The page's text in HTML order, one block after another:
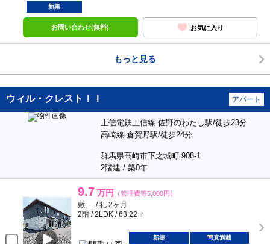
新築
お問い合わせ(無料) お気に入り
もっと見る
ウィル・クレストＩＩ アパート
上信電鉄上信線 佐野のわたし駅/徒歩23分
高崎線 倉賀野駅/徒歩24分
群馬県高崎市下之城町 908-1
2階建 / 築0年
9.7 万円 （管理費等5,000円）
敷 － / 礼 2ヶ月
2階 / 2LDK / 63.22㎡
新築
写真満載